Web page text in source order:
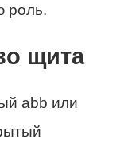
роль.
щита
abb или